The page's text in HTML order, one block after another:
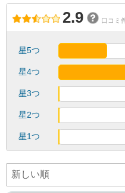
2.9 口コミ
星5つ
星4つ
星3つ
星2つ
星1つ